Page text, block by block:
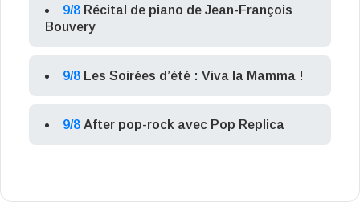
9/8 Récital de piano de Jean-François
Bouvery
9/8 Les Soirées d’été : Viva la Mamma !
9/8 After pop-rock avec Pop Replica